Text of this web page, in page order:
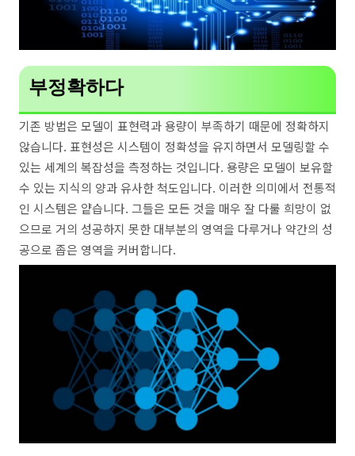
부정확하다
기존 방법은 모델이 표현력과 용량이 부족하기 때문에 정확하지
않습니다. 표현성은 시스템이 정확성을 유지하면서 모델링할 수
있는 세계의 복잡성을 측정하는 것입니다. 용량은 모델이 보유할
수 있는 지식의 양과 유사한 척도입니다. 이러한 의미에서 전통적
인 시스템은 얕습니다. 그들은 모든 것을 매우 잘 다룰 희망이 없
으므로 거의 성공하지 못한 대부분의 영역을 다루거나 약간의 성
공으로 좁은 영역을 커버합니다.